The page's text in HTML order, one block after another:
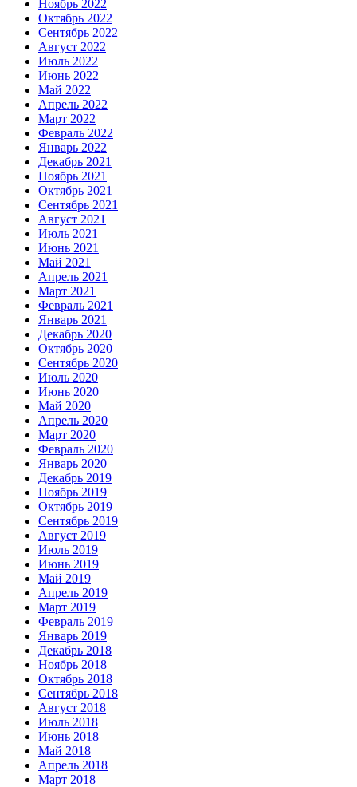
Ноябрь 2022
Октябрь 2022
Сентябрь 2022
Август 2022
Июль 2022
Июнь 2022
Май 2022
Апрель 2022
Март 2022
Февраль 2022
Январь 2022
Декабрь 2021
Ноябрь 2021
Октябрь 2021
Сентябрь 2021
Август 2021
Июль 2021
Июнь 2021
Май 2021
Апрель 2021
Март 2021
Февраль 2021
Январь 2021
Декабрь 2020
Октябрь 2020
Сентябрь 2020
Июль 2020
Июнь 2020
Май 2020
Апрель 2020
Март 2020
Февраль 2020
Январь 2020
Декабрь 2019
Ноябрь 2019
Октябрь 2019
Сентябрь 2019
Август 2019
Июль 2019
Июнь 2019
Май 2019
Апрель 2019
Март 2019
Февраль 2019
Январь 2019
Декабрь 2018
Ноябрь 2018
Октябрь 2018
Сентябрь 2018
Август 2018
Июль 2018
Июнь 2018
Май 2018
Апрель 2018
Март 2018